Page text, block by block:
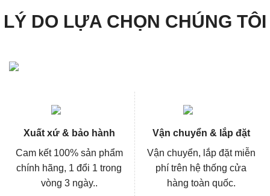
LÝ DO LỰA CHỌN CHÚNG TÔI
Xuất xứ & bảo hành
Cam kết 100% sản phẩm
chính hãng, 1 đổi 1 trong
vòng 3 ngày..
Vận chuyển & lắp đặt
Vận chuyển, lắp đặt miễn
phí trên hệ thống cửa
hàng toàn quốc.